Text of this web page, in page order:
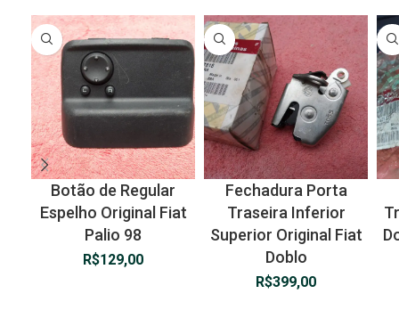
Botão de Regular
Espelho Original Fiat
Palio 98
R$129,00
Fechadura Porta
Traseira Inferior
Superior Original Fiat
Doblo
R$399,00